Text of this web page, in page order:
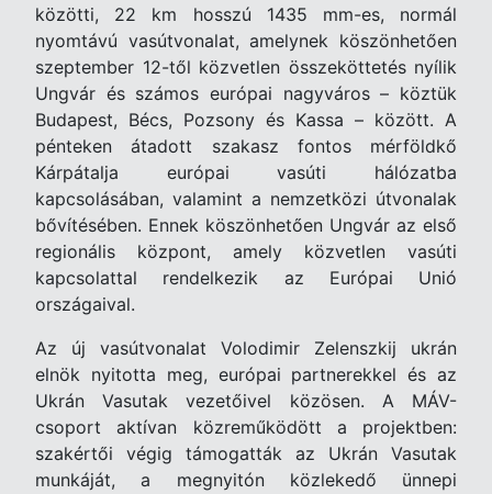
közötti, 22 km hosszú 1435 mm-es, normál
nyomtávú vasútvonalat, amelynek köszönhetően
szeptember 12-től közvetlen összeköttetés nyílik
Ungvár és számos európai nagyváros – köztük
Budapest, Bécs, Pozsony és Kassa – között. A
pénteken átadott szakasz fontos mérföldkő
Kárpátalja európai vasúti hálózatba
kapcsolásában, valamint a nemzetközi útvonalak
bővítésében. Ennek köszönhetően Ungvár az első
regionális központ, amely közvetlen vasúti
kapcsolattal rendelkezik az Európai Unió
országaival.
Az új vasútvonalat Volodimir Zelenszkij ukrán
elnök nyitotta meg, európai partnerekkel és az
Ukrán Vasutak vezetőivel közösen. A MÁV-
csoport aktívan közreműködött a projektben:
szakértői végig támogatták az Ukrán Vasutak
munkáját, a megnyitón közlekedő ünnepi